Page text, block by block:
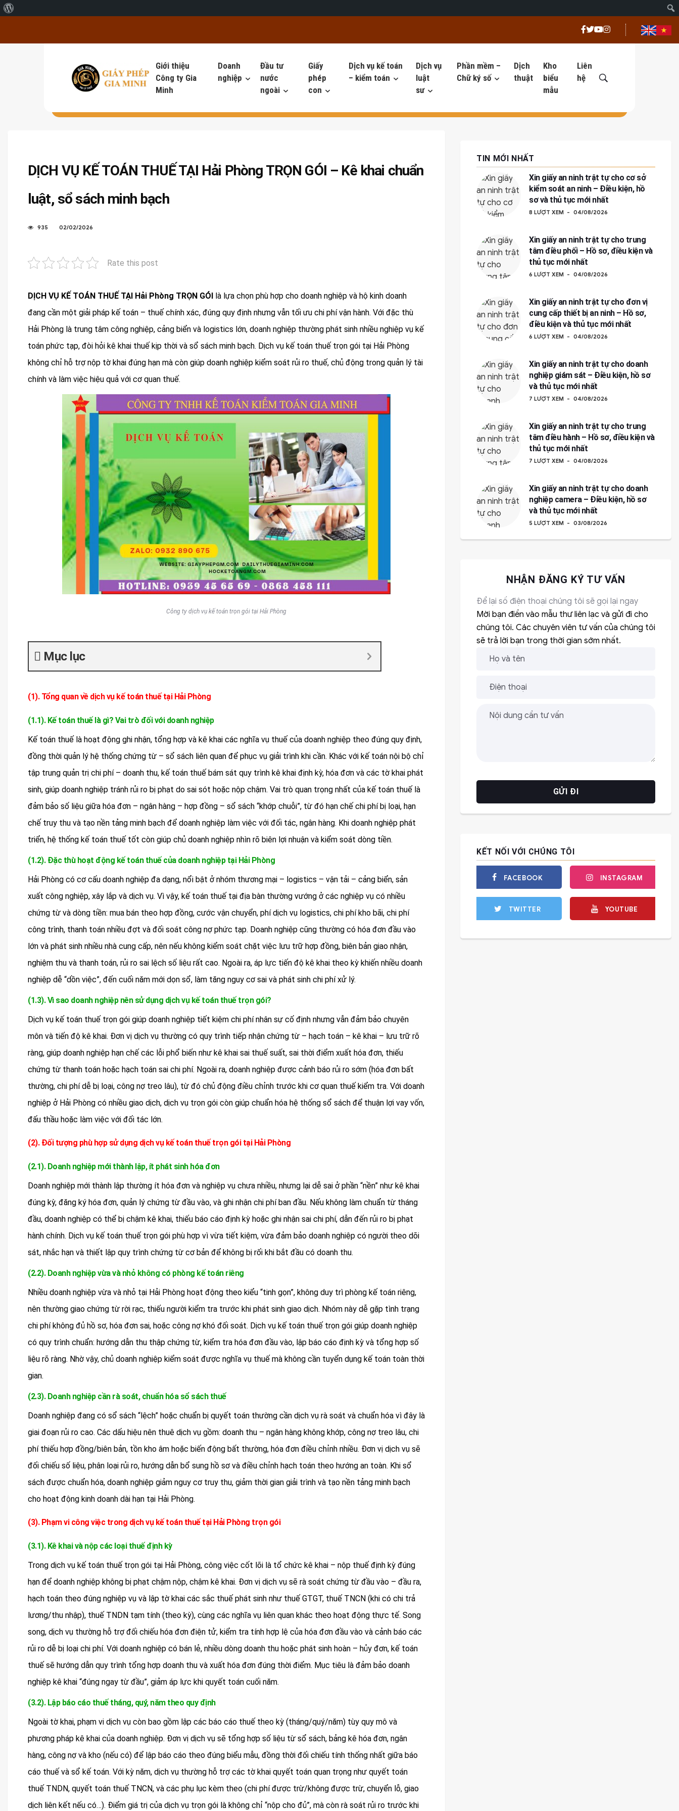
Giới thiệu
Công ty Gia
Minh
Doanh
nghiệp
Đầu tư
nước
ngoài
Giấy
phép
con
Dịch vụ kế toán
– kiểm toán
Dịch vụ
luật
sư
Phần mềm –
Chữ ký số
Dịch
thuật
Kho
biểu
mẫu
Liên
hệ
DỊCH VỤ KẾ TOÁN THUẾ TẠI Hải Phòng TRỌN GÓI – Kê khai chuẩn
luật, sổ sách minh bạch
935 02/02/2026
Rate this post
DỊCH VỤ KẾ TOÁN THUẾ TẠI Hải Phòng TRỌN GÓI là lựa chọn phù hợp cho doanh nghiệp và hộ kinh doanh
đang cần một giải pháp kế toán – thuế chính xác, đúng quy định nhưng vẫn tối ưu chi phí vận hành. Với đặc thù
Hải Phòng là trung tâm công nghiệp, cảng biển và logistics lớn, doanh nghiệp thường phát sinh nhiều nghiệp vụ kế
toán phức tạp, đòi hỏi kê khai thuế kịp thời và sổ sách minh bạch. Dịch vụ kế toán thuế trọn gói tại Hải Phòng
không chỉ hỗ trợ nộp tờ khai đúng hạn mà còn giúp doanh nghiệp kiểm soát rủi ro thuế, chủ động trong quản lý tài
chính và làm việc hiệu quả với cơ quan thuế.
Công ty dịch vụ kế toán trọn gói tại Hải Phòng
Mục lục
(1). Tổng quan về dịch vụ kế toán thuế tại Hải Phòng
(1.1). Kế toán thuế là gì? Vai trò đối với doanh nghiệp
Kế toán thuế là hoạt động ghi nhận, tổng hợp và kê khai các nghĩa vụ thuế của doanh nghiệp theo đúng quy định,
đồng thời quản lý hệ thống chứng từ – sổ sách liên quan để phục vụ giải trình khi cần. Khác với kế toán nội bộ chỉ
tập trung quản trị chi phí – doanh thu, kế toán thuế bám sát quy trình kê khai định kỳ, hóa đơn và các tờ khai phát
sinh, giúp doanh nghiệp tránh rủi ro bị phạt do sai sót hoặc nộp chậm. Vai trò quan trọng nhất của kế toán thuế là
đảm bảo số liệu giữa hóa đơn – ngân hàng – hợp đồng – sổ sách “khớp chuỗi”, từ đó hạn chế chi phí bị loại, hạn
chế truy thu và tạo nền tảng minh bạch để doanh nghiệp làm việc với đối tác, ngân hàng. Khi doanh nghiệp phát
triển, hệ thống kế toán thuế tốt còn giúp chủ doanh nghiệp nhìn rõ biên lợi nhuận và kiểm soát dòng tiền.
(1.2). Đặc thù hoạt động kế toán thuế của doanh nghiệp tại Hải Phòng
Hải Phòng có cơ cấu doanh nghiệp đa dạng, nổi bật ở nhóm thương mại – logistics – vận tải – cảng biển, sản
xuất công nghiệp, xây lắp và dịch vụ. Vì vậy, kế toán thuế tại địa bàn thường vướng ở các nghiệp vụ có nhiều
chứng từ và dòng tiền: mua bán theo hợp đồng, cước vận chuyển, phí dịch vụ logistics, chi phí kho bãi, chi phí
công trình, thanh toán nhiều đợt và đối soát công nợ phức tạp. Doanh nghiệp cũng thường có hóa đơn đầu vào
lớn và phát sinh nhiều nhà cung cấp, nên nếu không kiểm soát chặt việc lưu trữ hợp đồng, biên bản giao nhận,
nghiệm thu và thanh toán, rủi ro sai lệch số liệu rất cao. Ngoài ra, áp lực tiến độ kê khai theo kỳ khiến nhiều doanh
nghiệp dễ “dồn việc”, đến cuối năm mới dọn sổ, làm tăng nguy cơ sai và phát sinh chi phí xử lý.
(1.3). Vì sao doanh nghiệp nên sử dụng dịch vụ kế toán thuế trọn gói?
Dịch vụ kế toán thuế trọn gói giúp doanh nghiệp tiết kiệm chi phí nhân sự cố định nhưng vẫn đảm bảo chuyên
môn và tiến độ kê khai. Đơn vị dịch vụ thường có quy trình tiếp nhận chứng từ – hạch toán – kê khai – lưu trữ rõ
ràng, giúp doanh nghiệp hạn chế các lỗi phổ biến như kê khai sai thuế suất, sai thời điểm xuất hóa đơn, thiếu
chứng từ thanh toán hoặc hạch toán sai chi phí. Ngoài ra, doanh nghiệp được cảnh báo rủi ro sớm (hóa đơn bất
thường, chi phí dễ bị loại, công nợ treo lâu), từ đó chủ động điều chỉnh trước khi cơ quan thuế kiểm tra. Với doanh
nghiệp ở Hải Phòng có nhiều giao dịch, dịch vụ trọn gói còn giúp chuẩn hóa hệ thống sổ sách để thuận lợi vay vốn,
đấu thầu hoặc làm việc với đối tác lớn.
(2). Đối tượng phù hợp sử dụng dịch vụ kế toán thuế trọn gói tại Hải Phòng
(2.1). Doanh nghiệp mới thành lập, ít phát sinh hóa đơn
Doanh nghiệp mới thành lập thường ít hóa đơn và nghiệp vụ chưa nhiều, nhưng lại dễ sai ở phần “nền” như kê khai
đúng kỳ, đăng ký hóa đơn, quản lý chứng từ đầu vào, và ghi nhận chi phí ban đầu. Nếu không làm chuẩn từ tháng
đầu, doanh nghiệp có thể bị chậm kê khai, thiếu báo cáo định kỳ hoặc ghi nhận sai chi phí, dẫn đến rủi ro bị phạt
hành chính. Dịch vụ kế toán thuế trọn gói phù hợp vì vừa tiết kiệm, vừa đảm bảo doanh nghiệp có người theo dõi
sát, nhắc hạn và thiết lập quy trình chứng từ cơ bản để không bị rối khi bắt đầu có doanh thu.
(2.2). Doanh nghiệp vừa và nhỏ không có phòng kế toán riêng
Nhiều doanh nghiệp vừa và nhỏ tại Hải Phòng hoạt động theo kiểu “tinh gọn”, không duy trì phòng kế toán riêng,
nên thường giao chứng từ rời rạc, thiếu người kiểm tra trước khi phát sinh giao dịch. Nhóm này dễ gặp tình trạng
chi phí không đủ hồ sơ, hóa đơn sai, hoặc công nợ khó đối soát. Dịch vụ kế toán thuế trọn gói giúp doanh nghiệp
có quy trình chuẩn: hướng dẫn thu thập chứng từ, kiểm tra hóa đơn đầu vào, lập báo cáo định kỳ và tổng hợp số
liệu rõ ràng. Nhờ vậy, chủ doanh nghiệp kiểm soát được nghĩa vụ thuế mà không cần tuyển dụng kế toán toàn thời
gian.
(2.3). Doanh nghiệp cần rà soát, chuẩn hóa sổ sách thuế
Doanh nghiệp đang có sổ sách “lệch” hoặc chuẩn bị quyết toán thường cần dịch vụ rà soát và chuẩn hóa vì đây là
giai đoạn rủi ro cao. Các dấu hiệu nên thuê dịch vụ gồm: doanh thu – ngân hàng không khớp, công nợ treo lâu, chi
phí thiếu hợp đồng/biên bản, tồn kho âm hoặc biến động bất thường, hóa đơn điều chỉnh nhiều. Đơn vị dịch vụ sẽ
đối chiếu số liệu, phân loại rủi ro, hướng dẫn bổ sung hồ sơ và điều chỉnh hạch toán theo hướng an toàn. Khi sổ
sách được chuẩn hóa, doanh nghiệp giảm nguy cơ truy thu, giảm thời gian giải trình và tạo nền tảng minh bạch
cho hoạt động kinh doanh dài hạn tại Hải Phòng.
(3). Phạm vi công việc trong dịch vụ kế toán thuế tại Hải Phòng trọn gói
(3.1). Kê khai và nộp các loại thuế định kỳ
Trong dịch vụ kế toán thuế trọn gói tại Hải Phòng, công việc cốt lõi là tổ chức kê khai – nộp thuế định kỳ đúng
hạn để doanh nghiệp không bị phạt chậm nộp, chậm kê khai. Đơn vị dịch vụ sẽ rà soát chứng từ đầu vào – đầu ra,
hạch toán theo đúng nghiệp vụ và lập tờ khai các sắc thuế phát sinh như thuế GTGT, thuế TNCN (khi có chi trả
lương/thu nhập), thuế TNDN tạm tính (theo kỳ), cùng các nghĩa vụ liên quan khác theo hoạt động thực tế. Song
song, dịch vụ thường hỗ trợ đối chiếu hóa đơn điện tử, kiểm tra tính hợp lệ của hóa đơn đầu vào và cảnh báo các
rủi ro dễ bị loại chi phí. Với doanh nghiệp có bán lẻ, nhiều dòng doanh thu hoặc phát sinh hoàn – hủy đơn, kế toán
thuế sẽ hướng dẫn quy trình tổng hợp doanh thu và xuất hóa đơn đúng thời điểm. Mục tiêu là đảm bảo doanh
nghiệp kê khai “đúng ngay từ đầu”, giảm áp lực khi quyết toán cuối năm.
(3.2). Lập báo cáo thuế tháng, quý, năm theo quy định
Ngoài tờ khai, phạm vi dịch vụ còn bao gồm lập các báo cáo thuế theo kỳ (tháng/quý/năm) tùy quy mô và
phương pháp kê khai của doanh nghiệp. Đơn vị dịch vụ sẽ tổng hợp số liệu từ sổ sách, bảng kê hóa đơn, ngân
hàng, công nợ và kho (nếu có) để lập báo cáo theo đúng biểu mẫu, đồng thời đối chiếu tính thống nhất giữa báo
cáo thuế và sổ kế toán. Với kỳ năm, dịch vụ thường hỗ trợ các tờ khai quyết toán quan trọng như quyết toán
thuế TNDN, quyết toán thuế TNCN, và các phụ lục kèm theo (chi phí được trừ/không được trừ, chuyển lỗ, giao
dịch liên kết nếu có…). Điểm giá trị của dịch vụ trọn gói là không chỉ “nộp cho đủ”, mà còn rà soát rủi ro trước khi
TIN MỚI NHẤT
Xin giấy an ninh trật tự cho cơ sở
kiểm soát an ninh – Điều kiện, hồ
sơ và thủ tục mới nhất
8 LƯỢT XEM 04/08/2026
Xin giấy an ninh trật tự cho trung
tâm điều phối – Hồ sơ, điều kiện và
thủ tục mới nhất
6 LƯỢT XEM 04/08/2026
Xin giấy an ninh trật tự cho đơn vị
cung cấp thiết bị an ninh – Hồ sơ,
điều kiện và thủ tục mới nhất
6 LƯỢT XEM 04/08/2026
Xin giấy an ninh trật tự cho doanh
nghiệp giám sát – Điều kiện, hồ sơ
và thủ tục mới nhất
7 LƯỢT XEM 04/08/2026
Xin giấy an ninh trật tự cho trung
tâm điều hành – Hồ sơ, điều kiện và
thủ tục mới nhất
7 LƯỢT XEM 04/08/2026
Xin giấy an ninh trật tự cho doanh
nghiệp camera – Điều kiện, hồ sơ
và thủ tục mới nhất
5 LƯỢT XEM 03/08/2026
NHẬN ĐĂNG KÝ TƯ VẤN
Để lại số điện thoại chúng tôi sẽ gọi lại ngay
Mời bạn điền vào mẫu thư liên lạc và gửi đi cho
chúng tôi. Các chuyên viên tư vấn của chúng tôi
sẽ trả lời bạn trong thời gian sớm nhất.
KẾT NỐI VỚI CHÚNG TÔI
FACEBOOK
TWITTER
INSTAGRAM
YOUTUBE